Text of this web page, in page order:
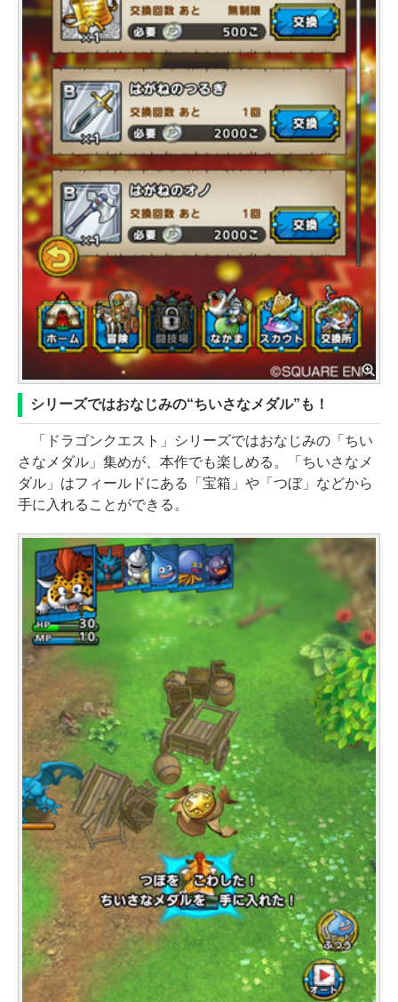
シリーズではおなじみの“ちいさなメダル”も！
「ドラゴンクエスト」シリーズではおなじみの「ちい
さなメダル」集めが、本作でも楽しめる。「ちいさなメ
ダル」はフィールドにある「宝箱」や「つぼ」などから
手に入れることができる。